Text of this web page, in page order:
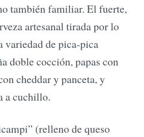
también familiar. El fuerte,
artesanal tirada por lo
variedad de pica-pica
doble cocción, papas con
cheddar y panceta, y
a cuchillo.
(relleno de queso